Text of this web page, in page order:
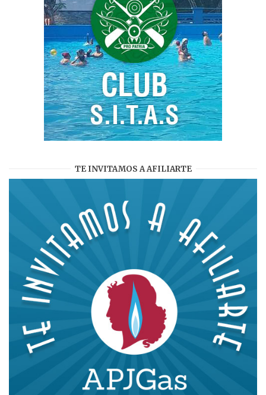
TE INVITAMOS A AFILIARTE